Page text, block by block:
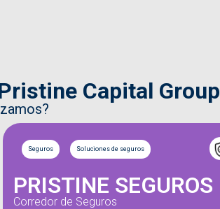
Capital Group
Seguros Soluciones de seguros
PRISTINE SEGUROS
Corredor de Seguros